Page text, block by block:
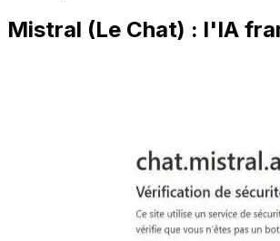
Mistral (Le Chat) : l'IA